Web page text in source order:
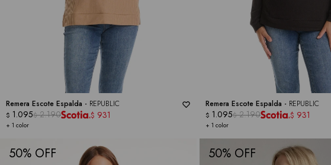
Remera Escote Espalda - REPUBLIC
+ 1 color
$ 1.095$ 2.190 $ 931
Remera Escote Espalda - REPUBLIC
+ 1 color
$ 1.095$ 2.190 $ 931
50 50